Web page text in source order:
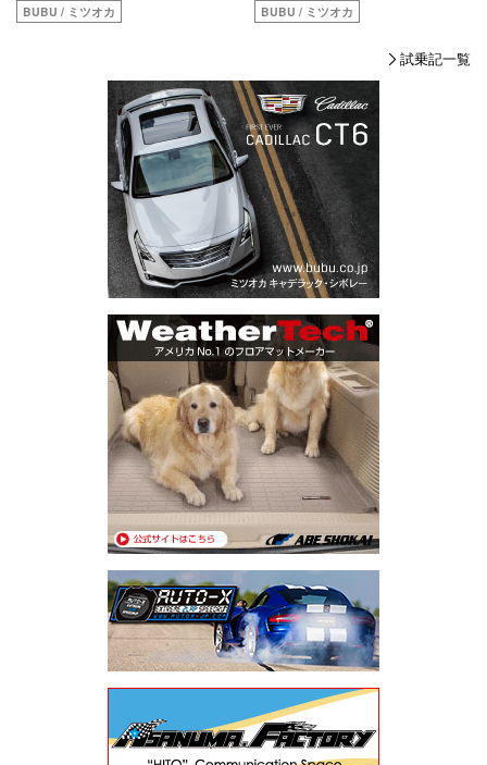
BUBU / ミツオカ
BUBU / ミツオカ
試乗記一覧